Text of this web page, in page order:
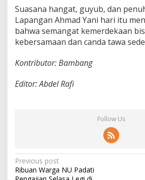
Suasana hangat, guyub, dan
Lapangan Ahmad Yani hari itu
bahwa semangat kemerdekaan
kebersamaan dan canda tawa
Kontributor: Bambang
Editor: Abdel Rafi
Follow Us
P
Previous post
Ribuan Warga NU Padati